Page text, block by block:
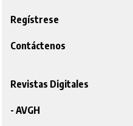
Regístrese
Contáctenos
Revistas Digitales
- AVGH